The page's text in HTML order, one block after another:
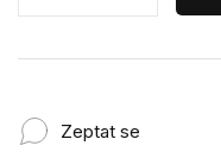
Zeptat se